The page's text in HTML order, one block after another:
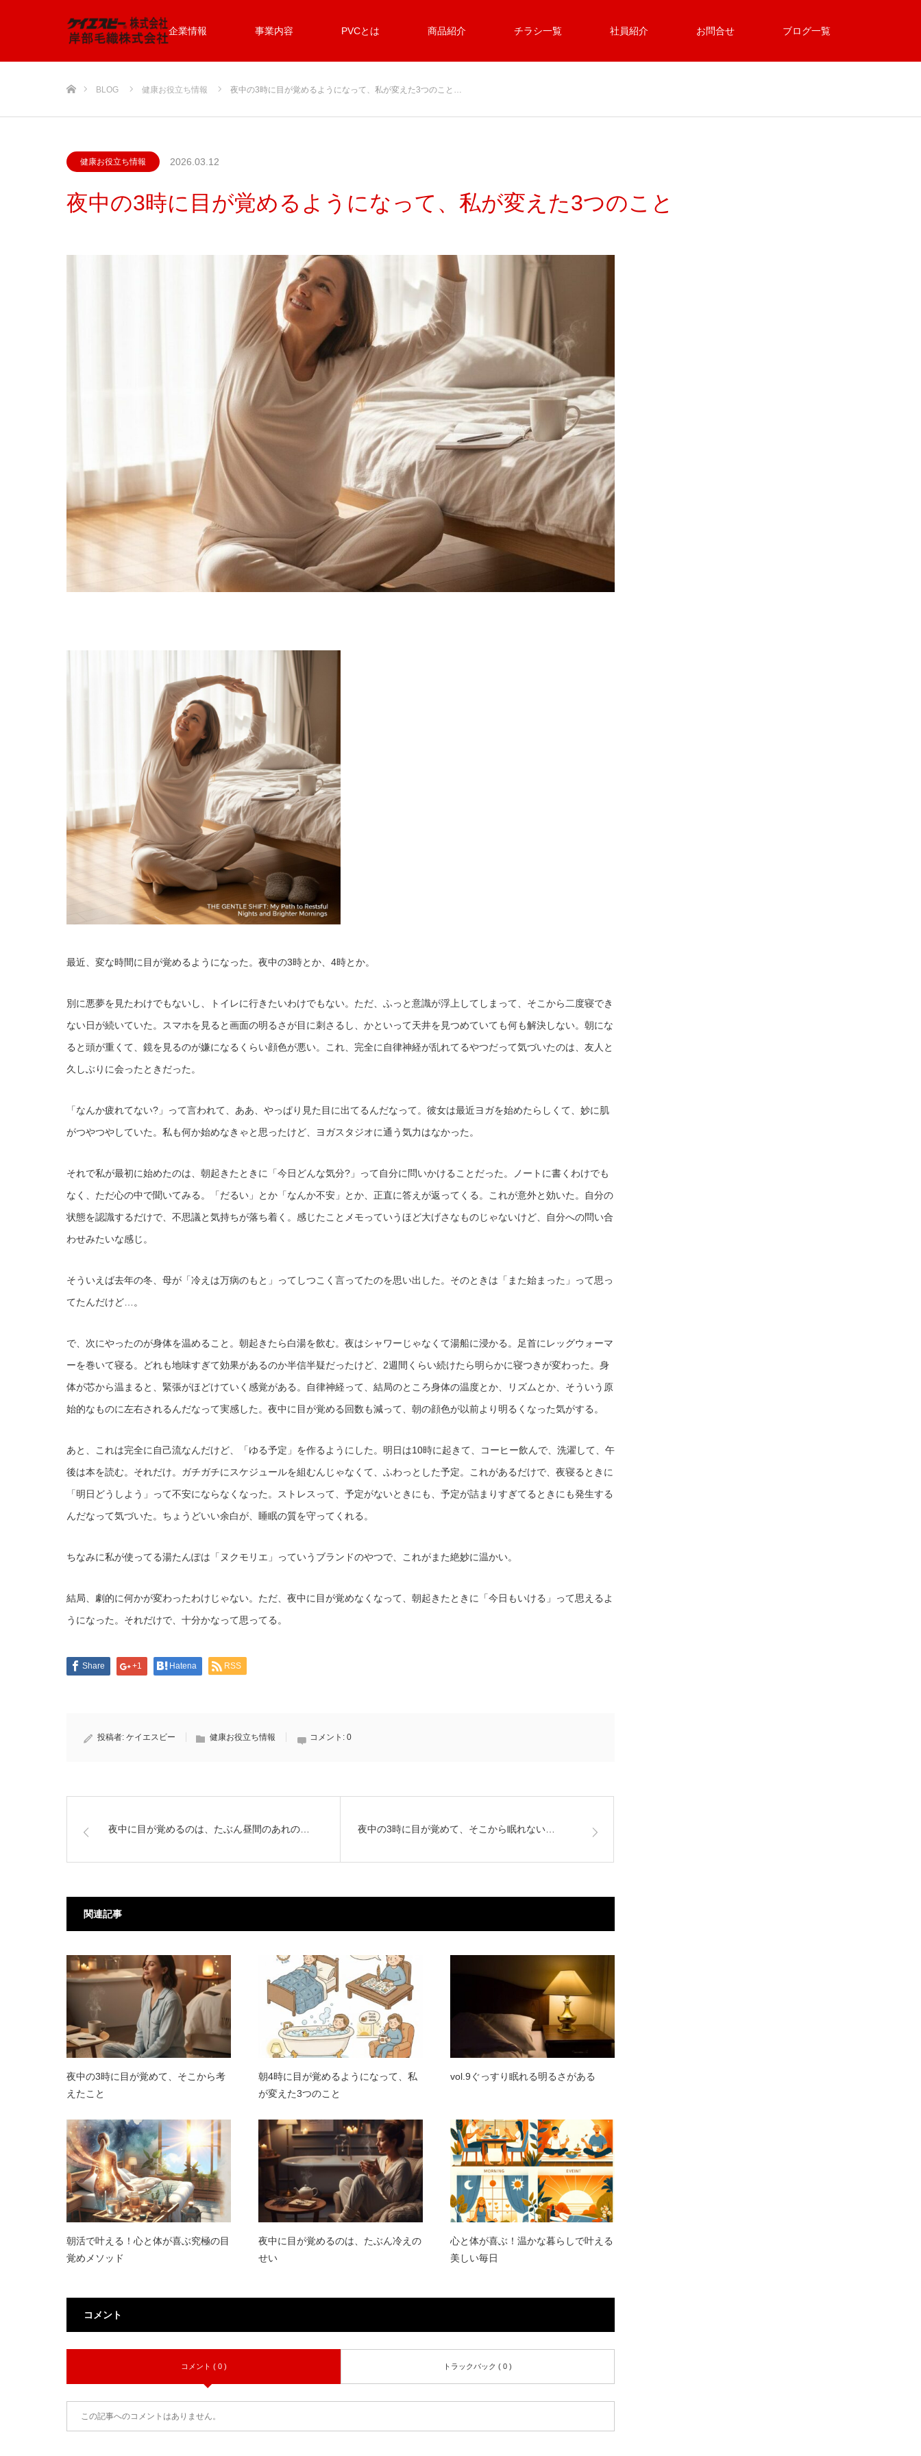
企業情報 事業内容 PVCとは 商品紹介 チラシ一覧 社員紹介 お問合せ ブログ一覧
BLOG 健康お役立ち情報 夜中の3時に目が覚めるようになって、私が変えた3つのこと…
健康お役立ち情報 2026.03.12
夜中の3時に目が覚めるようになって、私が変えた3つのこと
最近、変な時間に目が覚めるようになった。夜中の3時とか、4時とか。
別に悪夢を見たわけでもないし、トイレに行きたいわけでもない。ただ、ふっと意識が浮上してしまって、そこから二度寝でき
ない日が続いていた。スマホを見ると画面の明るさが目に刺さるし、かといって天井を見つめていても何も解決しない。朝にな
ると頭が重くて、鏡を見るのが嫌になるくらい顔色が悪い。これ、完全に自律神経が乱れてるやつだって気づいたのは、友人と
久しぶりに会ったときだった。
「なんか疲れてない?」って言われて、ああ、やっぱり見た目に出てるんだなって。彼女は最近ヨガを始めたらしくて、妙に肌
がつやつやしていた。私も何か始めなきゃと思ったけど、ヨガスタジオに通う気力はなかった。
それで私が最初に始めたのは、朝起きたときに「今日どんな気分?」って自分に問いかけることだった。ノートに書くわけでも
なく、ただ心の中で聞いてみる。「だるい」とか「なんか不安」とか、正直に答えが返ってくる。これが意外と効いた。自分の
状態を認識するだけで、不思議と気持ちが落ち着く。感じたことメモっていうほど大げさなものじゃないけど、自分への問い合
わせみたいな感じ。
そういえば去年の冬、母が「冷えは万病のもと」ってしつこく言ってたのを思い出した。そのときは「また始まった」って思っ
てたんだけど…。
で、次にやったのが身体を温めること。朝起きたら白湯を飲む。夜はシャワーじゃなくて湯船に浸かる。足首にレッグウォーマ
ーを巻いて寝る。どれも地味すぎて効果があるのか半信半疑だったけど、2週間くらい続けたら明らかに寝つきが変わった。身
体が芯から温まると、緊張がほどけていく感覚がある。自律神経って、結局のところ身体の温度とか、リズムとか、そういう原
始的なものに左右されるんだなって実感した。夜中に目が覚める回数も減って、朝の顔色が以前より明るくなった気がする。
あと、これは完全に自己流なんだけど、「ゆる予定」を作るようにした。明日は10時に起きて、コーヒー飲んで、洗濯して、午
後は本を読む。それだけ。ガチガチにスケジュールを組むんじゃなくて、ふわっとした予定。これがあるだけで、夜寝るときに
「明日どうしよう」って不安にならなくなった。ストレスって、予定がないときにも、予定が詰まりすぎてるときにも発生する
んだなって気づいた。ちょうどいい余白が、睡眠の質を守ってくれる。
ちなみに私が使ってる湯たんぽは「ヌクモリエ」っていうブランドのやつで、これがまた絶妙に温かい。
結局、劇的に何かが変わったわけじゃない。ただ、夜中に目が覚めなくなって、朝起きたときに「今日もいける」って思えるよ
うになった。それだけで、十分かなって思ってる。
Share +1 Hatena RSS
投稿者: ケイエスビー 健康お役立ち情報 コメント: 0
夜中に目が覚めるのは、たぶん昼間のあれの… 夜中の3時に目が覚めて、そこから眠れない…
関連記事
夜中の3時に目が覚めて、そこから考
えたこと
朝4時に目が覚めるようになって、私
が変えた3つのこと
vol.9ぐっすり眠れる明るさがある
朝活で叶える！心と体が喜ぶ究極の目
覚めメソッド
夜中に目が覚めるのは、たぶん冷えの
せい
心と体が喜ぶ！温かな暮らしで叶える
美しい毎日
コメント
コメント ( 0 ) トラックバック ( 0 )
この記事へのコメントはありません。